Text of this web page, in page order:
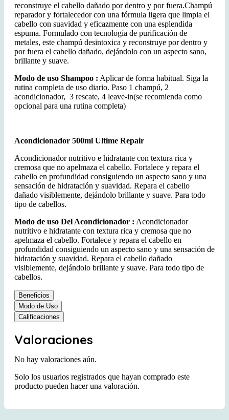
reconstruye el cabello dañado por dentro y por fuera.Champú
reparador y fortalecedor con una fórmula ligera que limpia el
cabello con suavidad y eficazmente con una esplendida
espuma. Formulado con tecnología de purificación de
metales, este champú desintoxica y reconstruye por dentro y
por fuera el cabello dañado, dejándolo con un aspecto sano,
brillante y suave.
Modo de uso Shampoo : Aplicar de forma habitual. Siga la
rutina completa de uso diario. Paso 1 champú, 2
acondicionador, 3 rescate, 4 leave-in(se recomienda como
opcional para una rutina completa)
Acondicionador 500ml Ultime Repair
Acondicionador nutritivo e hidratante con textura rica y
cremosa que no apelmaza el cabello. Fortalece y repara el
cabello en profundidad consiguiendo un aspecto sano y una
sensación de hidratación y suavidad. Repara el cabello
dañado visiblemente, dejándolo brillante y suave. Para todo
tipo de cabellos.
Modo de uso Del Acondicionador : Acondicionador
nutritivo e hidratante con textura rica y cremosa que no
apelmaza el cabello. Fortalece y repara el cabello en
profundidad consiguiendo un aspecto sano y una sensación de
hidratación y suavidad. Repara el cabello dañado
visiblemente, dejándolo brillante y suave. Para todo tipo de
cabellos.
Beneficios
Modo de Uso
Calificaciones
Valoraciones
No hay valoraciones aún.
Solo los usuarios registrados que hayan comprado este
producto pueden hacer una valoración.